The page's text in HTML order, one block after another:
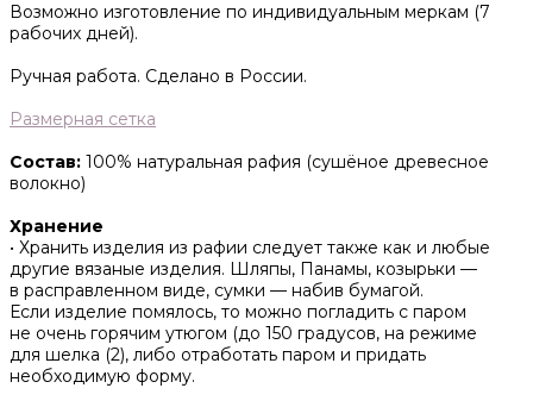
Возможно изготовление по индивидуальным меркам (7
рабочих дней).
Ручная работа. Сделано в России.
Размерная сетка
Состав: 100% натуральная рафия (сушёное древесное
волокно)
Хранение
• Хранить изделия из рафии следует также как и любые
другие вязаные изделия. Шляпы, Панамы, козырьки —
в расправленном виде, сумки — набив бумагой.
Если изделие помялось, то можно погладить с паром
не очень горячим утюгом (до 150 градусов, на режиме
для шелка (2), либо отработать паром и придать
необходимую форму.